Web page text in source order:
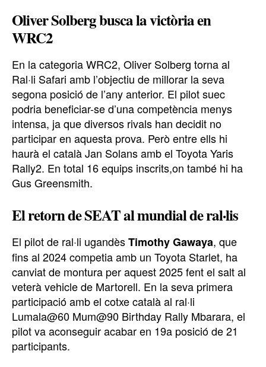
Oliver Solberg busca la victòria en
WRC2
En la categoria WRC2, Oliver Solberg torna al
Ral·li Safari amb l’objectiu de millorar la seva
segona posició de l’any anterior. El pilot suec
podria beneficiar-se d’una competència menys
intensa, ja que diversos rivals han decidit no
participar en aquesta prova. Però entre ells hi
haurà el català Jan Solans amb el Toyota Yaris
Rally2. En total 16 equips inscrits,on també hi ha
Gus Greensmith.
El retorn de SEAT al mundial de ral·lis
El pilot de ral·li ugandèsTimothy Gawaya, que
fins al 2024 competia amb un Toyota Starlet, ha
canviat de montura per aquest 2025 fent el salt al
veterà vehicle de Martorell. En la seva primera
participació amb el cotxe català al ral·li
Lumala@60 Mum@90 Birthday Rally Mbarara, el
pilot va aconseguir acabar en 19a posició de 21
participants.